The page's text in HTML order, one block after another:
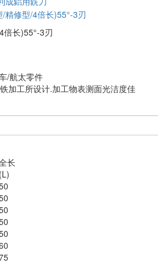
倍长)55°-3刃
/航太零件
加工所设计.加工物表测面光洁度佳
长
(L)